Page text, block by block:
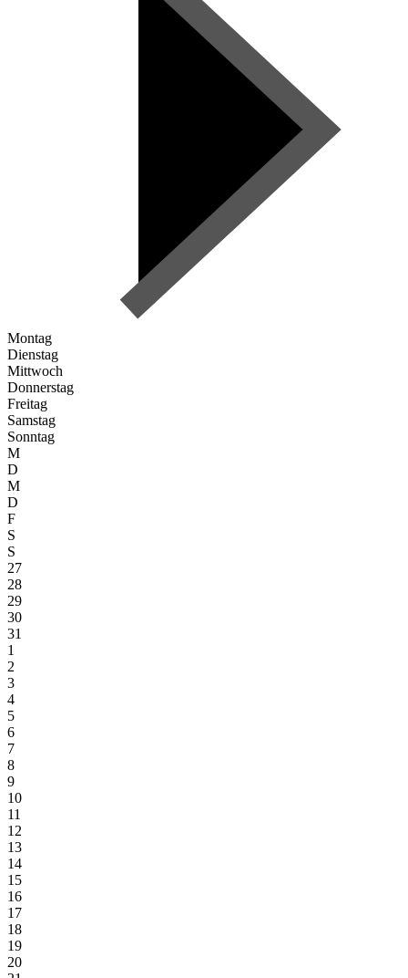
Montag
Dienstag
Mittwoch
Donnerstag
Freitag
Samstag
Sonntag
M
D
M
D
F
S
S
27
28
29
30
31
1
2
3
4
5
6
7
8
9
10
11
12
13
14
15
16
17
18
19
20